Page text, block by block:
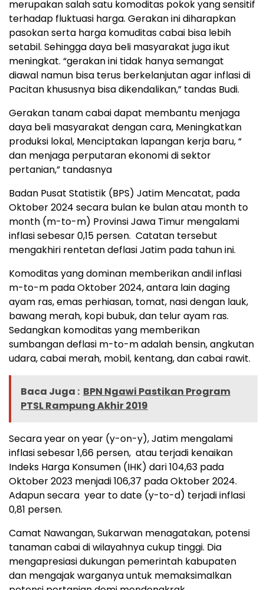
merupakan salah satu komoditas pokok yang sensitif
terhadap fluktuasi harga. Gerakan ini diharapkan
pasokan serta harga komuditas cabai bisa lebih
setabil. Sehingga daya beli masyarakat juga ikut
meningkat. “gerakan ini tidak hanya semangat
diawal namun bisa terus berkelanjutan agar inflasi di
Pacitan khususnya bisa dikendalikan,” tandas Budi.
Gerakan tanam cabai dapat membantu menjaga
daya beli masyarakat dengan cara, Meningkatkan
produksi lokal, Menciptakan lapangan kerja baru, “
dan menjaga perputaran ekonomi di sektor
pertanian,” tandasnya
Badan Pusat Statistik (BPS) Jatim Mencatat, pada
Oktober 2024 secara bulan ke bulan atau month to
month (m-to-m) Provinsi Jawa Timur mengalami
inflasi sebesar 0,15 persen. Catatan tersebut
mengakhiri rentetan deflasi Jatim pada tahun ini.
Komoditas yang dominan memberikan andil inflasi
m-to-m pada Oktober 2024, antara lain daging
ayam ras, emas perhiasan, tomat, nasi dengan lauk,
bawang merah, kopi bubuk, dan telur ayam ras.
Sedangkan komoditas yang memberikan
sumbangan deflasi m-to-m adalah bensin, angkutan
udara, cabai merah, mobil, kentang, dan cabai rawit.
Baca Juga : BPN Ngawi Pastikan Program
PTSL Rampung Akhir 2019
Secara year on year (y-on-y), Jatim mengalami
inflasi sebesar 1,66 persen, atau terjadi kenaikan
Indeks Harga Konsumen (IHK) dari 104,63 pada
Oktober 2023 menjadi 106,37 pada Oktober 2024.
Adapun secara year to date (y-to-d) terjadi inflasi
0,81 persen.
Camat Nawangan, Sukarwan menagatakan, potensi
tanaman cabai di wilayahnya cukup tinggi. Dia
mengapresiasi dukungan pemerintah kabupaten
dan mengajak warganya untuk memaksimalkan